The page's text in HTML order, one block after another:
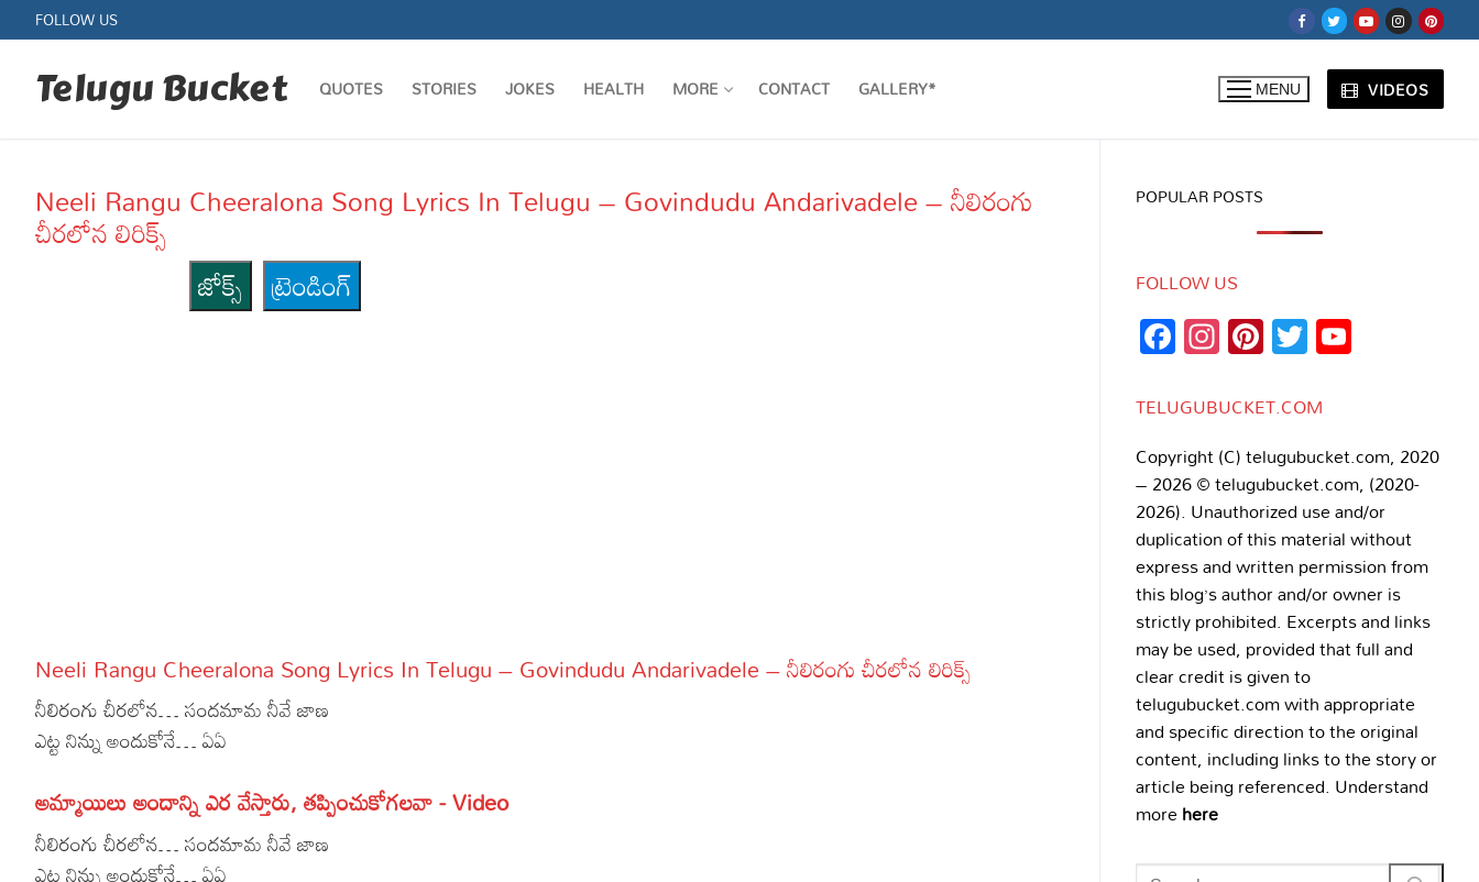
to
content
FOLLOW US
Telugu Bucket QUOTES STORIES JOKES HEALTH MORE CONTACT GALLERY* MENU VIDEOS
Quotes
Lyrics
Movie Reviews
Food
Neeli Rangu Cheeralona Song Lyrics In Telugu – Govindudu Andarivadele – నీలిరంగు
చీరలోన లిరిక్స్
జోక్స్
ట్రెండింగ్
Neeli Rangu Cheeralona Song Lyrics In Telugu – Govindudu Andarivadele – నీలిరంగు చీరలోన లిరిక్స్
నీలిరంగు చీరలోన… సందమామ నీవే జాణ
ఎట్ట నిన్ను అందుకోనే… ఏఏ
అమ్మాయిలు అందాన్ని ఎర వేస్తారు, తప్పించుకోగలవా - Video
నీలిరంగు చీరలోన… సందమామ నీవే జాణ
ఎట్ట నిన్ను అందుకోనే… ఏఏ
POPULAR POSTS
FOLLOW US
Facebook
Instagram
Pinterest
Twitter
TELUGUBUCKET.COM
Copyright (C) telugubucket.com, 2020
– 2026 © telugubucket.com, (2020-
2026). Unauthorized use and/or
duplication of this material without
express and written permission from
this blog’s author and/or owner is
strictly prohibited. Excerpts and links
may be used, provided that full and
clear credit is given to
telugubucket.com with appropriate
and specific direction to the original
content, including links to the story or
article being referenced. Understand
morehere